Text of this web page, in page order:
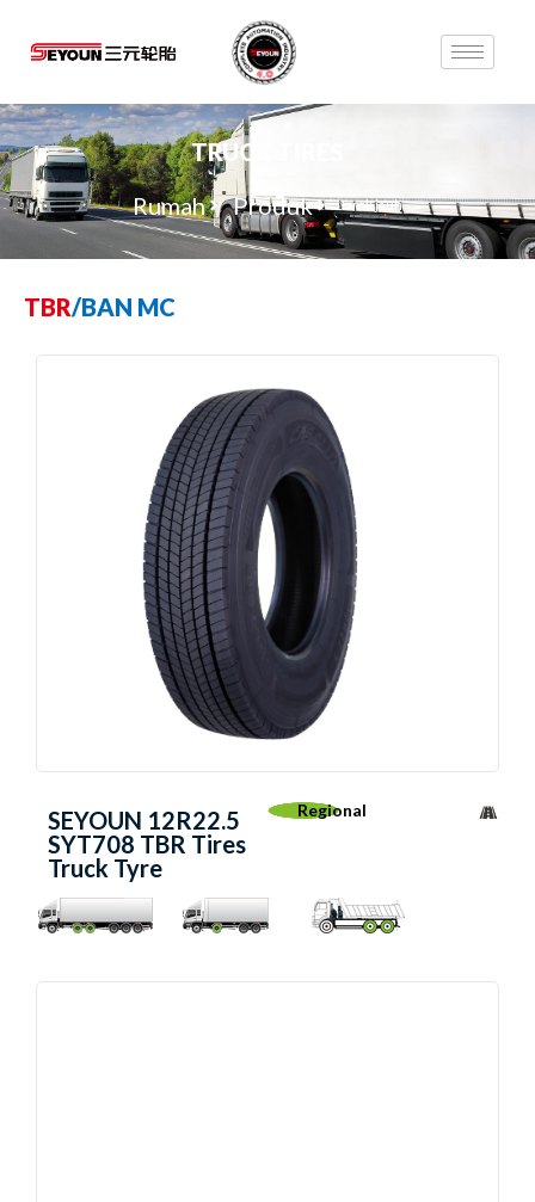
TRUCK TIRES
Rumah
Produk Jarak jauh
TBR/BAN MC
SEYOUN 12R22.5
SYT708 TBR Tires
Truck Tyre
Regional